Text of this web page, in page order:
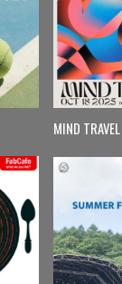
MIND TRAVEL